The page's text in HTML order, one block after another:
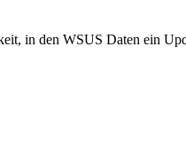
in den WSUS Daten ein